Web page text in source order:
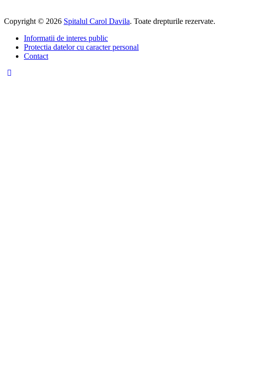
Copyright © 2026 Spitalul Carol Davila. Toate drepturile rezervate.
Informatii de interes public
Protectia datelor cu caracter personal
Contact